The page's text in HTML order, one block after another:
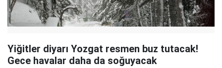
Yiğitler diyarı Yozgat resmen buz tutacak!
Gece havalar daha da soğuyacak